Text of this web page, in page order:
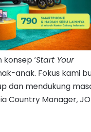
‘Start Your
anak. Fokus kami
dan mendukung
Country Manager,